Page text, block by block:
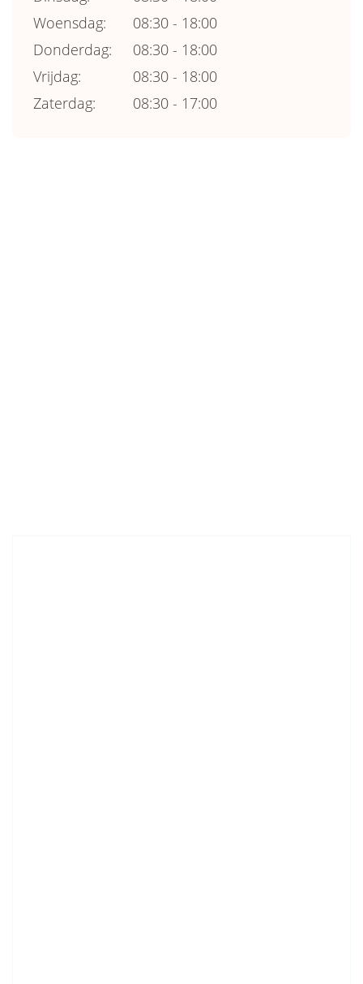
Woensdag:
08:30 - 18:00
Donderdag:
08:30 - 18:00
Vrijdag:
08:30 - 18:00
Zaterdag:
08:30 - 17:00